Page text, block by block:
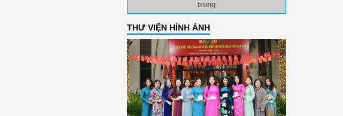
trung
THƯ VIỆN HÌNH ẢNH